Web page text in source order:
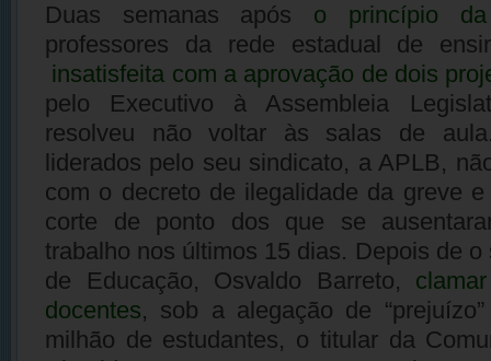
Duas semanas após o princípio da
professores da rede estadual de
insatisfeita com a aprovação de dois
pelo Executivo à Assembleia
resolveu não voltar às salas de
liderados pelo seu sindicato, a APLB,
com o decreto de ilegalidade da greve
corte de ponto dos que se
trabalho nos últimos 15 dias. Depois de
de Educação, Osvaldo Barreto,
docentes, sob a alegação de
milhão de estudantes, o titular da